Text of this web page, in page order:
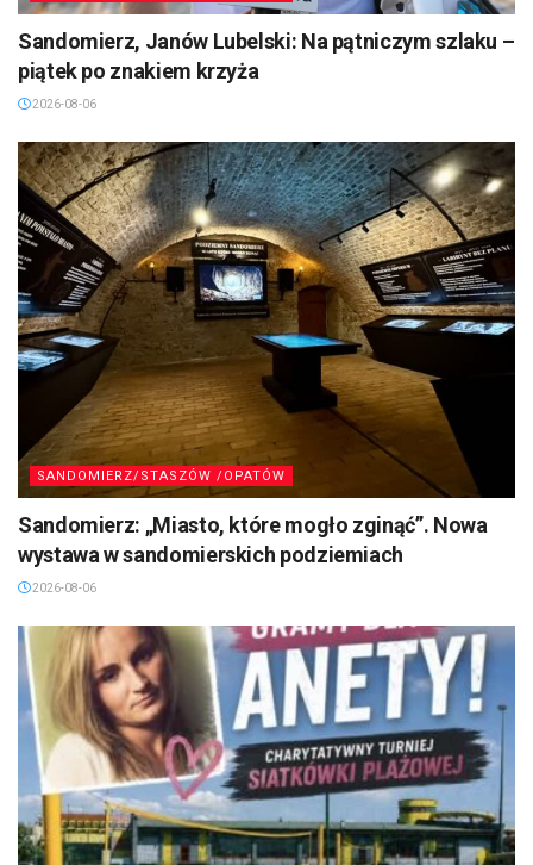
Sandomierz, Janów Lubelski: Na pątniczym szlaku –
piątek po znakiem krzyża
2026-08-06
SANDOMIERZ/STASZÓW /OPATÓW
Sandomierz: „Miasto, które mogło zginąć”. Nowa
wystawa w sandomierskich podziemiach
2026-08-06